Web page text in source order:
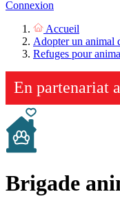
Connexion
Accueil
Adopter un animal
Refuges pour
Brigade